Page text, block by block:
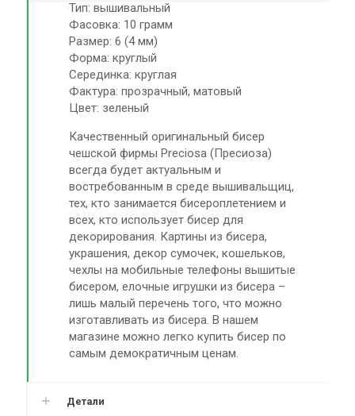
Тип: вышивальный
Фасовка: 10 грамм
Размер: 6 (4 мм)
Форма: круглый
Серединка: круглая
Фактура: прозрачный, матовый
Цвет: зеленый
Качественный оригинальный бисер
чешской фирмы Preciosa (Пресиоза)
всегда будет актуальным и
востребованным в среде вышивальщиц,
тех, кто занимается бисероплетением и
всех, кто использует бисер для
декорирования. Картины из бисера,
украшения, декор сумочек, кошельков,
чехлы на мобильные телефоны вышитые
бисером, елочные игрушки из бисера –
лишь малый перечень того, что можно
изготавливать из бисера. В нашем
магазине можно легко купить бисер по
самым демократичным ценам.
Детали